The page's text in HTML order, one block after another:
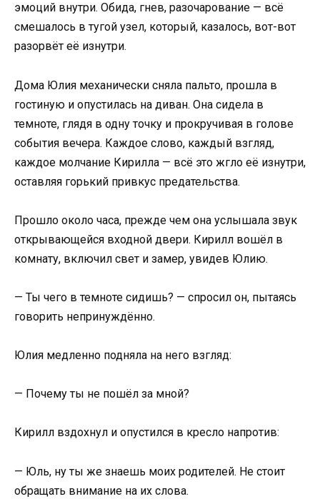
эмоций внутри. Обида, гнев, разочарование — всё
смешалось в тугой узел, который, казалось, вот-вот
разорвёт её изнутри.
Дома Юлия механически сняла пальто, прошла в
гостиную и опустилась на диван. Она сидела в
темноте, глядя в одну точку и прокручивая в голове
события вечера. Каждое слово, каждый взгляд,
каждое молчание Кирилла — всё это жгло её изнутри,
оставляя горький привкус предательства.
Прошло около часа, прежде чем она услышала звук
открывающейся входной двери. Кирилл вошёл в
комнату, включил свет и замер, увидев Юлию.
— Ты чего в темноте сидишь? — спросил он, пытаясь
говорить непринуждённо.
Юлия медленно подняла на него взгляд:
— Почему ты не пошёл за мной?
Кирилл вздохнул и опустился в кресло напротив:
— Юль, ну ты же знаешь моих родителей. Не стоит
обращать внимание на их слова.